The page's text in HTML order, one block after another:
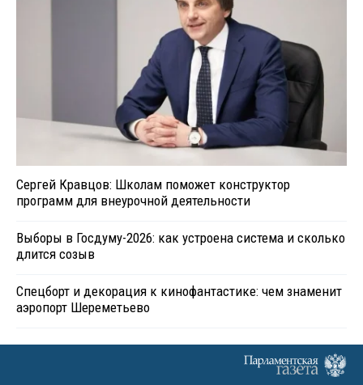
Сергей Кравцов: Школам поможет конструктор
программ для внеурочной деятельности
Выборы в Госдуму-2026: как устроена система и сколько
длится созыв
Спецборт и декорация к кинофантастике: чем знаменит
аэропорт Шереметьево